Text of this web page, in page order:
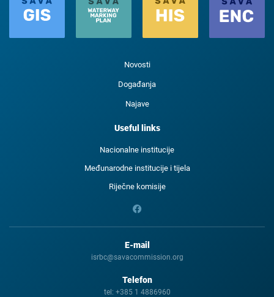
Novosti
Događanja
Najave
Useful links
Nacionalne institucije
Međunarodne institucije i tijela
Riječne komisije
E-mail
isrbc@savacommission.org
Telefon
tel: +385 1 4886960